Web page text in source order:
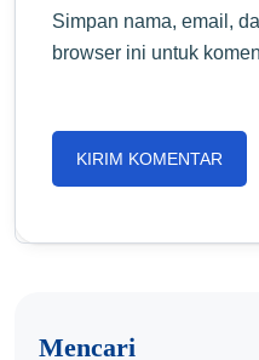
Simpan nama, email,
browser ini untuk
Mencari